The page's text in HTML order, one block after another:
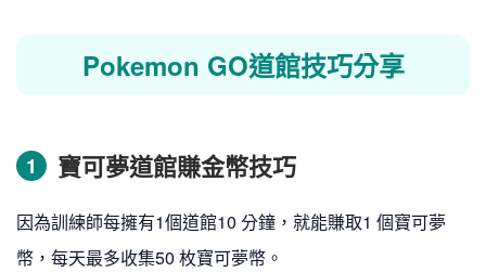
Pokemon GO道館技巧分享
1 寶可夢道館賺金幣技巧
因為訓練師每擁有1個道館10 分鐘，就能賺取1 個寶可夢
幣，每天最多收集50 枚寶可夢幣。